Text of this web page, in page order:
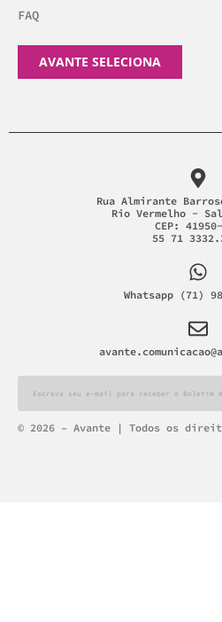
FAQ
AVANTE SELECIONA
Rua Almirante
Rio Vermelho -
CEP:
55 71
Whatsapp (71)
Alternative:
© 2026 – Avante | Todos os